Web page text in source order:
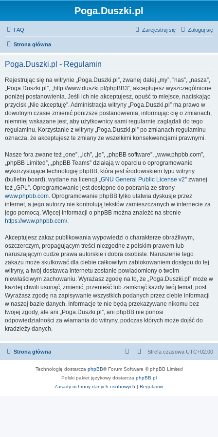
Poga.Duszki.pl
FAQ Zaloguj się
Zarejestruj się
Strona główna
Poga.Duszki.pl - Regulamin
Rejestrując się na witrynie „Poga.Duszki.pl”, zwanej dalej „my”, ”nas”, „nasza”,
„Poga.Duszki.pl”, „http://www.duszki.pl/phpBB3”, akceptujesz wyszczególnione
poniżej postanowienia. Jeśli ich nie akceptujesz, opuść to miejsce, naciskając
przycisk „Nie akceptuję”. Administracja witryny „Poga.Duszki.pl” ma prawo w
dowolnym czasie zmienić poniższe postanowienia, informując cię o zmianach,
niemniej wskazane jest, aby użytkownicy sami regularnie zaglądali do tego
regulaminu. Korzystanie z witryny „Poga.Duszki.pl” po zmianach regulaminu
oznacza, że akceptujesz te zmiany ze wszelkimi konsekwencjami prawnymi.
Nasze fora zwane też „one”, „ich”, „je”, „phpBB software”, „www.phpbb.com”,
„phpBB Limited”, „phpBB Teams” działają w oparciu o oprogramowanie
wykorzystujące technologię phpBB, która jest środowiskiem typu witryny
(bulletin board), wydane na licencji „GNU General Public License v2” zwanej
też „GPL”. Oprogramowanie jest dostępne do pobrania ze strony
www.phpbb.com. Oprogramowanie phpBB tylko ułatwia dyskusje przez
internet, a jego autorzy nie kontrolują tekstów zamieszczanych w internecie za
jego pomocą. Więcej informacji o phpBB można znaleźć na stronie
https://www.phpbb.com/.
Akceptujesz zakaz publikowania wypowiedzi o charakterze obraźliwym,
oszczerczym, propagującym treści niezgodne z polskim prawem lub
naruszającym cudze prawa autorskie i dobra osobiste. Naruszenie tego
zakazu może skutkować dla ciebie całkowitym zablokowaniem dostępu do tej
witryny, a twój dostawca internetu zostanie powiadomiony o twoim
niewłaściwym zachowaniu. Wyrażasz zgodę na to, że „Poga.Duszki.pl” może w
każdej chwili usunąć, zmienić, przenieść lub zamknąć każdy twój temat, post.
Wyrażasz zgodę na zapisywanie wszystkich podanych przez ciebie informacji
w naszej bazie danych. Informacje te nie będą przekazywane nikomu bez
twojej zgody, ale ani „Poga.Duszki.pl”, ani phpBB nie ponosi
odpowiedzialności za włamania do witryny, podczas których może dojść do
kradzieży danych.
Strona główna Strefa czasowa UTC+02:00
Technologię dostarcza phpBB® Forum Software © phpBB Limited
Polski pakiet językowy dostarcza phpBB.pl
Zasady ochrony danych osobowych | Regulamin